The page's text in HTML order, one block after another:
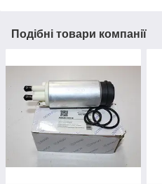
Подібні товари компанії